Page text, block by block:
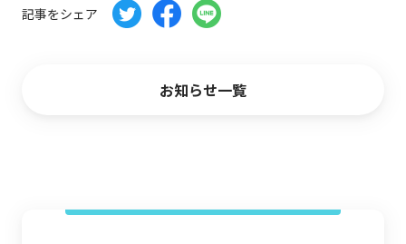
記事をシェア
お知らせ一覧
CG制作パートナー募集